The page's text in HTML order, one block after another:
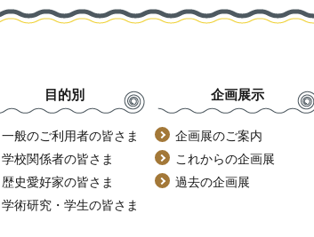
目的別
一般のご利用者の皆さま
学校関係者の皆さま
歴史愛好家の皆さま
学術研究・学生の皆さま
企画展示
企画展のご案内
これからの企画展
過去の企画展